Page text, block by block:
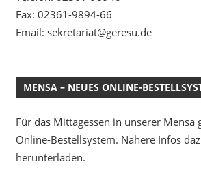
Fax: 02361-9894-66
Email: sekretariat@geresu.de
MENSA – NEUES ONLINE-
Für das Mittagessen in unserer Mensa
Online-Bestellsystem. Nähere Infos
herunterladen.